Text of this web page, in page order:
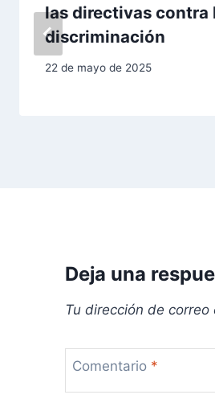
ó
n
las directivas contra
discriminación
22 de mayo de 2025
Deja una
Tu dirección de
Comentario *